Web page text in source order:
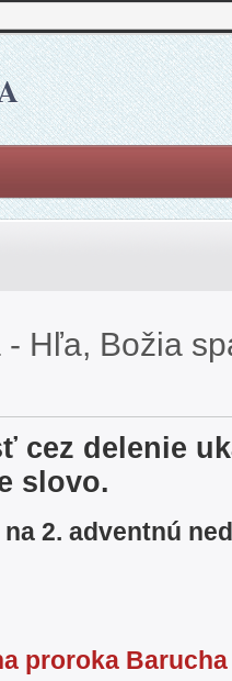
- Hľa, Božia
cez delenie
slovo.
2. adventnú
proroka Barucha